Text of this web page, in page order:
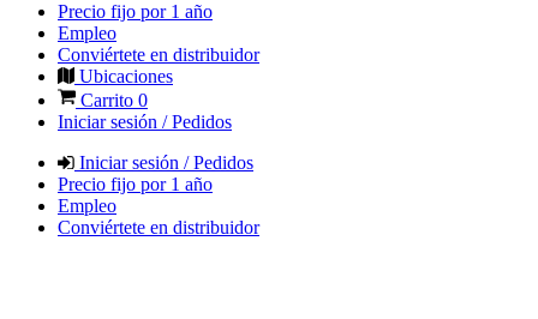
Precio fijo por 1 año
Empleo
Conviértete en distribuidor
Ubicaciones
Carrito 0
Iniciar sesión / Pedidos
Iniciar sesión / Pedidos
Precio fijo por 1 año
Empleo
Conviértete en distribuidor